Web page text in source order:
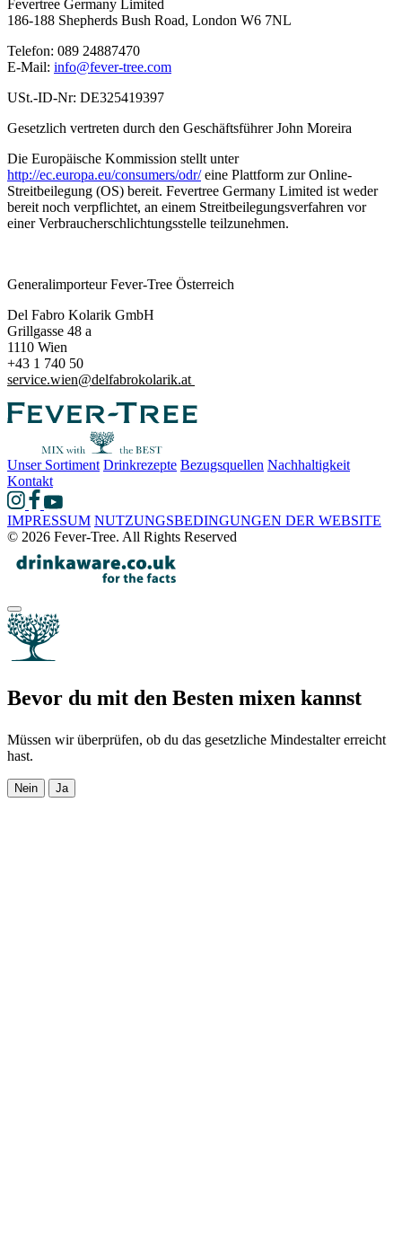
Fevertree Germany Limited
186-188 Shepherds Bush Road, London W6 7NL
Telefon: 089 24887470
E-Mail: info@fever-tree.com
USt.-ID-Nr: DE325419397
Gesetzlich vertreten durch den Geschäftsführer John Moreira
Die Europäische Kommission stellt unter
http://ec.europa.eu/consumers/odr/eine Plattform zur Online-
Streitbeilegung (OS) bereit. Fevertree Germany Limited ist weder
bereit noch verpflichtet, an einem Streitbeilegungsverfahren vor
einer Verbraucherschlichtungsstelle teilzunehmen.
Generalimporteur Fever-Tree Österreich
Del Fabro Kolarik GmbH
Grillgasse 48 a
1110 Wien
+43 1 740 50
service.wien@delfabrokolarik.at
Unser Sortiment Drinkrezepte Bezugsquellen Nachhaltigkeit
Kontakt
IMPRESSUM NUTZUNGSBEDINGUNGEN DER WEBSITE
© 2026 Fever-Tree. All Rights Reserved
Bevor du mit den Besten mixen kannst
Müssen wir überprüfen, ob du das gesetzliche Mindestalter erreicht
hast.
Nein Ja